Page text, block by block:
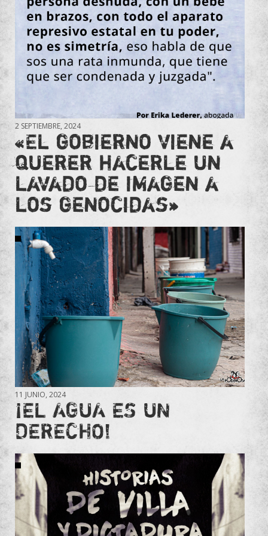
2 SEPTIEMBRE, 2024
«El gobierno viene a
querer hacerle un
lavado de imagen a
los genocidas»
11 JUNIO, 2024
¡EL AGUA ES UN
DERECHO!